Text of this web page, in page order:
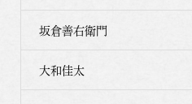
坂倉善右衛門
大和佳太